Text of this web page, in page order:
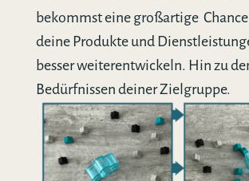
bekommst eine großartige
deine Produkte und
besser weiterentwickeln. Hin zu
Bedürfnissen deiner Zielgruppe.